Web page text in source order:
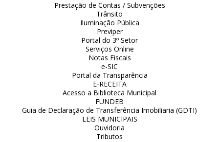
Prestação de Contas / Subvenções
Trânsito
Iluminação Pública
Previper
Portal do 3º Setor
Serviços Online
Notas Fiscais
e-SIC
Portal da Transparência
E-RECEITA
Acesso a Biblioteca Municipal
FUNDEB
Guia de Declaração de Transferência Imobiliaria (GDTI)
LEIS MUNICIPAIS
Ouvidoria
Tributos